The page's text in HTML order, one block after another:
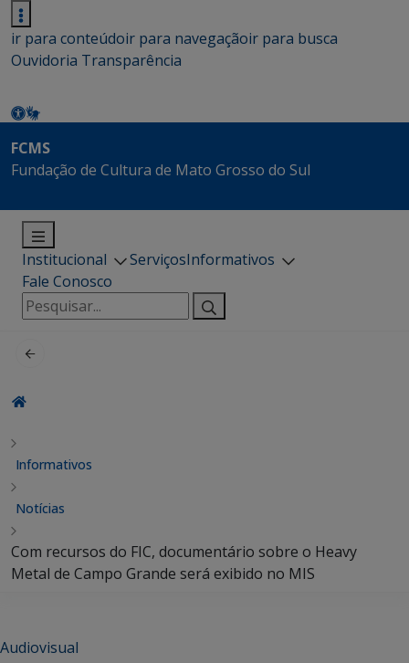
ir para conteúdoir para navegaçãoir para busca
Ouvidoria Transparência
FCMS
Fundação de Cultura de Mato Grosso do Sul
Institucional ServiçosInformativos
Fale Conosco
Pesquisar
por:
Informativos
Notícias
Com recursos do FIC, documentário sobre o Heavy
Metal de Campo Grande será exibido no MIS
Audiovisual